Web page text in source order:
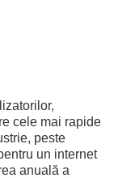
cele mai rapide
peste
un internet
anuală a